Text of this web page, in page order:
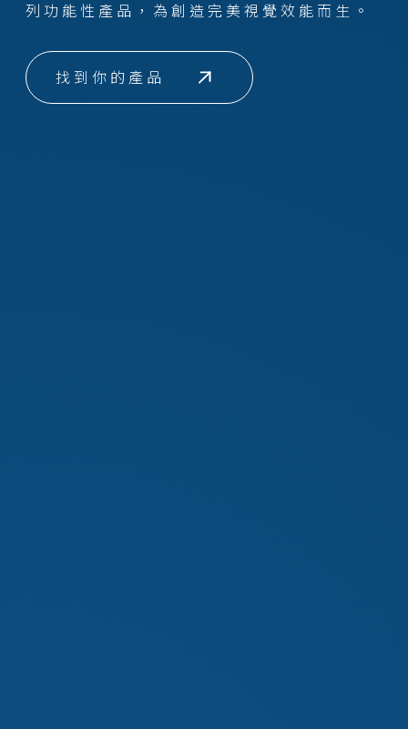
列功能性產品，為創造完美視覺效能而生。
找到你的產品